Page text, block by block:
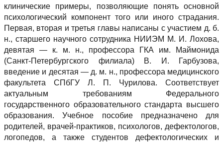
клинические примеры, позволяющие понять основной
психологический компонент того или иного страдания.
Первая, вторая и третья главы написаны с участием д. б.
н., старшего научного сотрудника НИИЭМ М. И. Лохова,
девятая — к. м. н., профессора ГКА им. Маймонида
(Санкт-Петербургского филиала) В. И. Гарбузова,
введение и десятая — д. м. н., профессора медицинского
факультета СПбГУ Л. П. Чурилова. Соответствует
актуальным требованиям Федерального
государственного образовательного стандарта высшего
образования. Учебное пособие предназначено для
родителей, врачей-практиков, психологов, дефектологов,
логопедов, а также студентов дефектологических и